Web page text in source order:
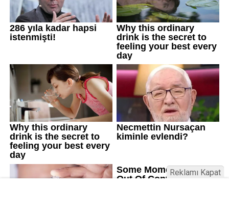
Reklamı Kapat